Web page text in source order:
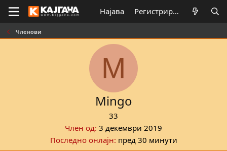
Најава Регистрирај се
Членови
M
Mingo
33
Член од 3 декември 2019
Последно онлајн пред 30 минути